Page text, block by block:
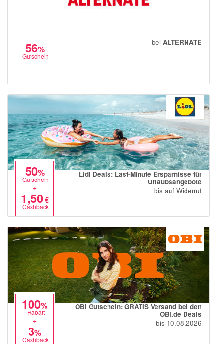
56%
Gutschein
bei ALTERNATE
50%
Gutschein
+
1,50€
Cashback
Lidl Deals: Last-Minute Ersparnisse für
Urlaubsangebote
bis auf Widerruf
100%
Rabatt
+
3%
Cashback
OBI Gutschein: GRATIS Versand bei den
OBI.de Deals
bis 10.08.2026